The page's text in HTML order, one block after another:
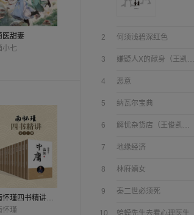
医甜妻
小七
南怀瑾四书精讲（全十二册）
怀瑾
2 何须浅碧深红色
3 嫌疑人X的献身（王凯、张鲁一、林心如主演同名电影原著）
4 恶意
5 纳瓦尔宝典
6 解忧杂货店（王俊凯、迪丽热巴、董子健主演同名电影原著）
7 地缘经济
8 林府嫡女
9 秦二世必须死
10 蛤蟆先生去看心理医生